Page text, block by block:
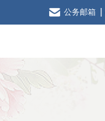
公务邮箱